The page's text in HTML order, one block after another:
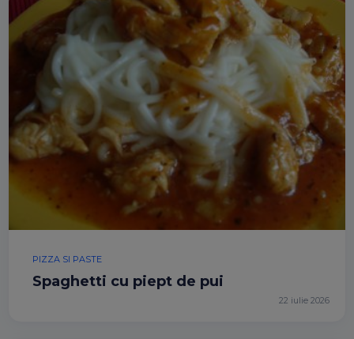
PIZZA SI PASTE
Spaghetti cu piept de pui
22 iulie 2026